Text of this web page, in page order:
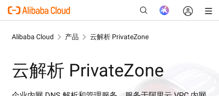
Alibaba Cloud 产品 云解析 PrivateZone
云解析 PrivateZone